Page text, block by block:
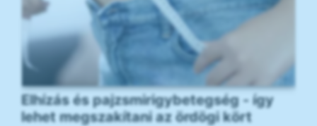
Elhízás és pajzsmirigybetegség - így
lehet megszakítani az ördögi kört